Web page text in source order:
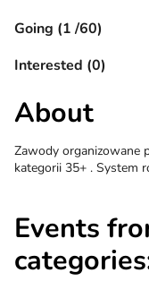
Going (1 /60)
Interested (0)
About
Zawody organizowane
kategorii 35+ . System
Events